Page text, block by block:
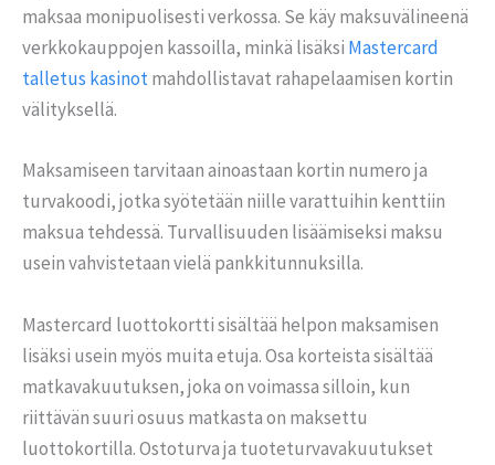
maksaa monipuolisesti verkossa. Se käy maksuvälineenä
verkkokauppojen kassoilla, minkä lisäksi Mastercard
talletus kasinotmahdollistavat rahapelaamisen kortin
välityksellä.
Maksamiseen tarvitaan ainoastaan kortin numero ja
turvakoodi, jotka syötetään niille varattuihin kenttiin
maksua tehdessä. Turvallisuuden lisäämiseksi maksu
usein vahvistetaan vielä pankkitunnuksilla.
Mastercard luottokortti sisältää helpon maksamisen
lisäksi usein myös muita etuja. Osa korteista sisältää
matkavakuutuksen, joka on voimassa silloin, kun
riittävän suuri osuus matkasta on maksettu
luottokortilla. Ostoturva ja tuoteturvavakuutukset